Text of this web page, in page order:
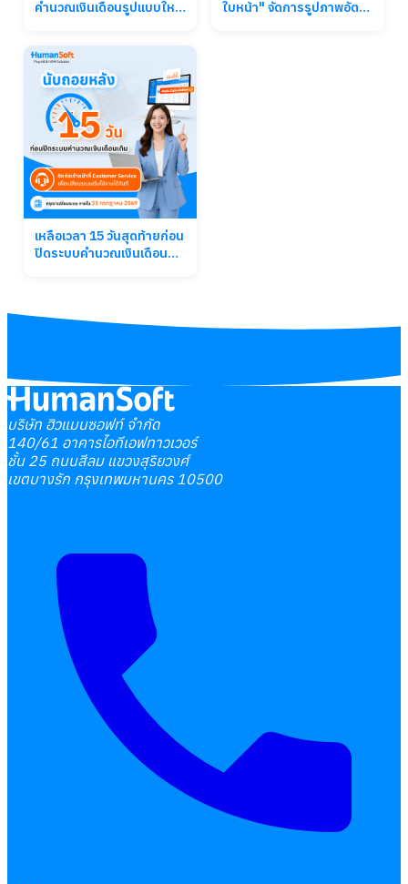
คำนวณเงินเดือนรูปแบบใหม่
หน้าที่เพื่อเปลี่ยนระบบทันที
ใบหน้า" จัดการรูปภาพอัตโต
เหลือเวลา 15 วันสุดท้ายก่อน
ปิดระบบคำนวณเงินเดือน
บริษัท ฮิวแมนซอฟท์ จำกัด
140/61 อาคารไอทีเอฟทาวเวอร์
ชั้น 25 ถนนสีลม แขวงสุริยวงศ์
เขตบางรัก กรุงเทพมหานคร 10500